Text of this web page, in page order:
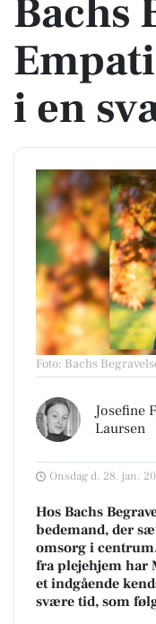
Bachs
i en
Foto: Bachs
Josefine
Laursen
Onsdag d. 28. jan.
Hos Bachs
bedemand, der
omsorg i
fra plejehjem har
et indgående
svære tid, som